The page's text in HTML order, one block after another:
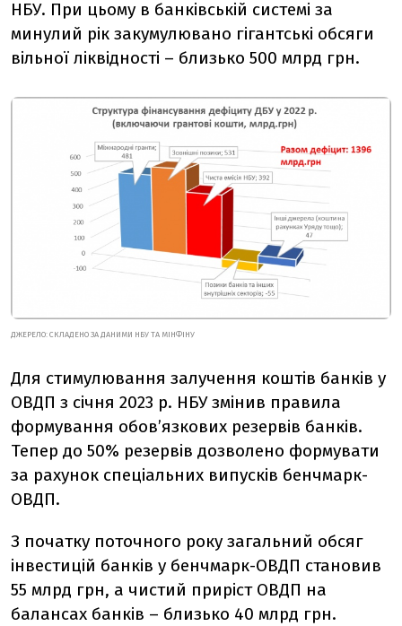
НБУ. При цьому в банківській системі за
минулий рік закумулювано гігантські обсяги
вільної ліквідності – близько 500 млрд грн.
ДЖЕРЕЛО: СКЛАДЕНО ЗА ДАНИМИ НБУ ТА МІНФІНУ
Для стимулювання залучення коштів банків у
ОВДП з січня 2023 р. НБУ змінив правила
формування обов’язкових резервів банків.
Тепер до 50% резервів дозволено формувати
за рахунок спеціальних випусків бенчмарк-
ОВДП.
З початку поточного року загальний обсяг
інвестицій банків у бенчмарк-ОВДП становив
55 млрд грн, а чистий приріст ОВДП на
балансах банків – близько 40 млрд грн.